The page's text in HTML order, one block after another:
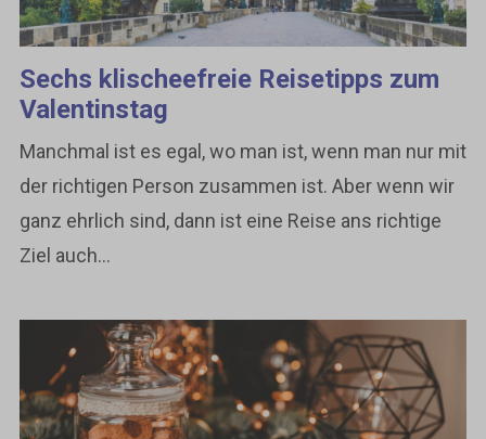
Sechs klischeefreie Reisetipps zum
Valentinstag
Manchmal ist es egal, wo man ist, wenn man nur mit
der richtigen Person zusammen ist. Aber wenn wir
ganz ehrlich sind, dann ist eine Reise ans richtige
Ziel auch...